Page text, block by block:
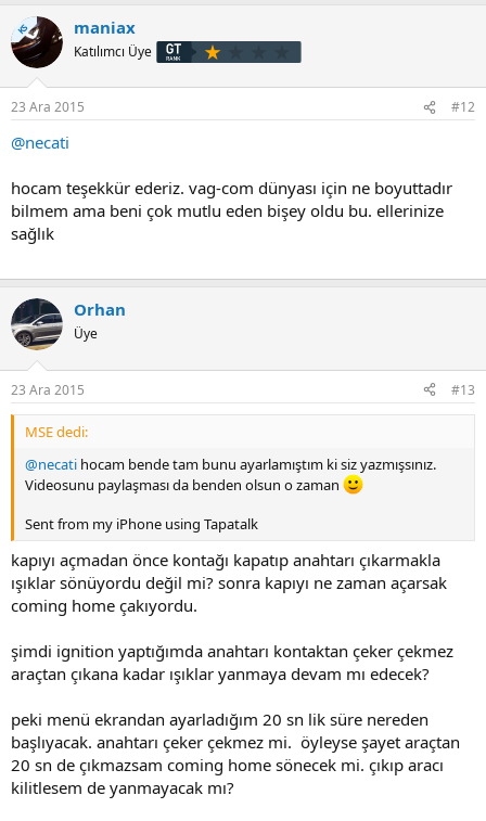
KS maniax
Katılımcı Üye
23 Ara 2015 #12
@necati
hocam teşekkür ederiz. vag-com dünyası için ne boyuttadır
bilmem ama beni çok mutlu eden bişey oldu bu. ellerinize
sağlık
Orhan
Üye
23 Ara 2015 #13
MSE dedi:
@necati hocam bende tam bunu ayarlamıştım ki siz yazmışsınız.
Videosunu paylaşması da benden olsun o zaman
Sent from my iPhone using Tapatalk
kapıyı açmadan önce kontağı kapatıp anahtarı çıkarmakla
ışıklar sönüyordu değil mi? sonra kapıyı ne zaman açarsak
coming home çakıyordu.
şimdi ignition yaptığımda anahtarı kontaktan çeker çekmez
araçtan çıkana kadar ışıklar yanmaya devam mı edecek?
peki menü ekrandan ayarladığım 20 sn lik süre nereden
başlıyacak. anahtarı çeker çekmez mi. öyleyse şayet araçtan
20 sn de çıkmazsam coming home sönecek mi. çıkıp aracı
kilitlesem de yanmayacak mı?